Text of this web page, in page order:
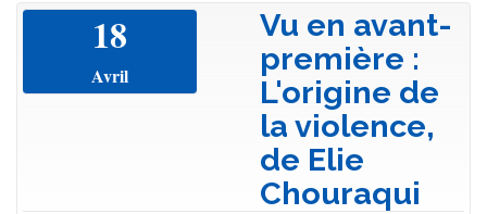
18
Avril
Vu en avant-
première :
L'origine de
la violence,
de Elie
Chouraqui